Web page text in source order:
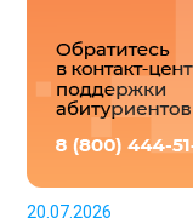
20.07.2026